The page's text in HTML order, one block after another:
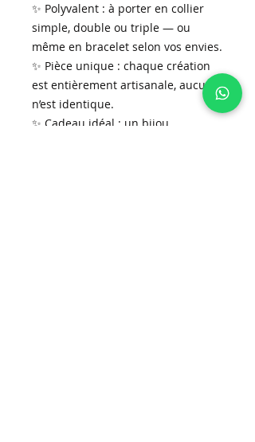
✨ Polyvalent : à porter en collier
simple, double ou triple — ou
même en bracelet selon vos envies.
✨ Pièce unique : chaque création
est entièrement artisanale, aucune
n’est identique.
✨ Cadeau idéal : un bijou